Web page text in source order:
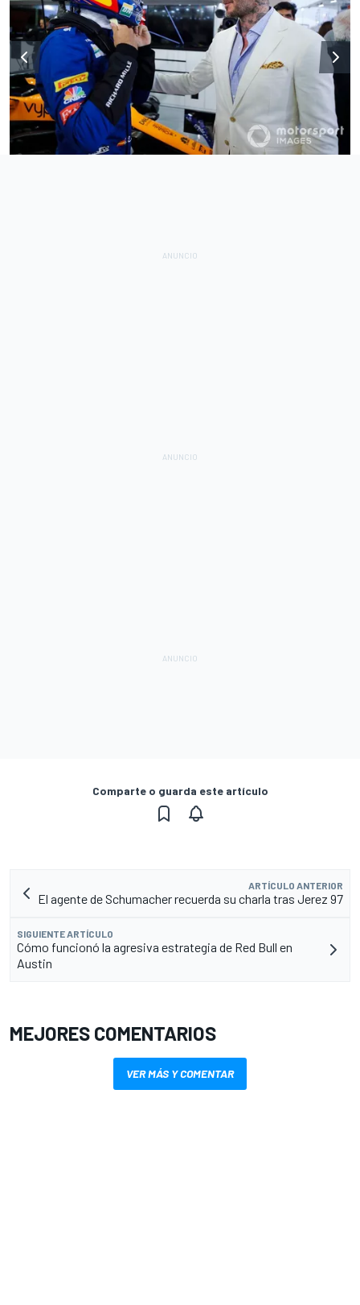
Comparte o guarda este artículo
ARTÍCULO ANTERIOR
El agente de Schumacher recuerda su charla tras Jerez 97
SIGUIENTE ARTÍCULO
Cómo funcionó la agresiva estrategia de Red Bull en
Austin
MEJORES COMENTARIOS
VER MÁS Y COMENTAR